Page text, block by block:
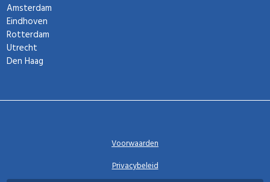
Amsterdam
Eindhoven
Rotterdam
Utrecht
Den Haag
Voorwaarden
Privacybeleid